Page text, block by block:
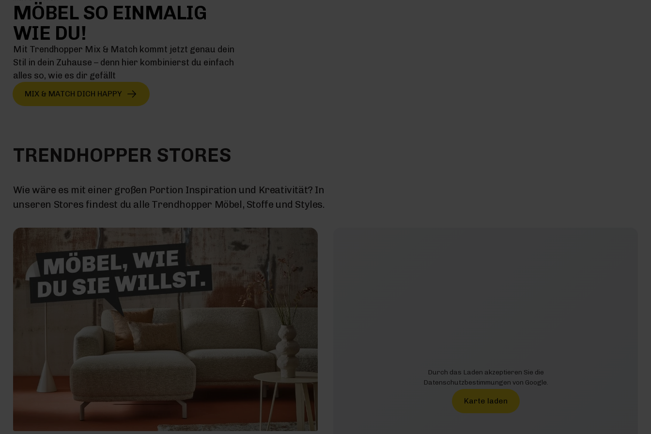
MÖBEL SO EINMALIG
WIE DU!
Mit Trendhopper Mix & Match kommt jetzt genau dein
Stil in dein Zuhause – denn hier kombinierst du einfach
alles so, wie es dir gefällt
MIX & MATCH DICH HAPPY
TRENDHOPPER STORES
Wie wäre es mit einer großen Portion Inspiration und Kreativität? In
unseren Stores findest du alle Trendhopper Möbel, Stoffe und Styles.
Durch das Laden akzeptieren Sie die
Datenschutzbestimmungen von Google.
Karte laden